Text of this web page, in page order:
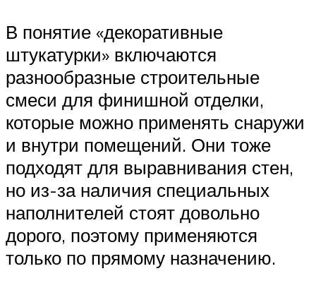
В понятие «декоративные
штукатурки» включаются
разнообразные строительные
смеси для финишной отделки,
которые можно применять снаружи
и внутри помещений. Они тоже
подходят для выравнивания стен,
но из-за наличия специальных
наполнителей стоят довольно
дорого, поэтому применяются
только по прямому назначению.